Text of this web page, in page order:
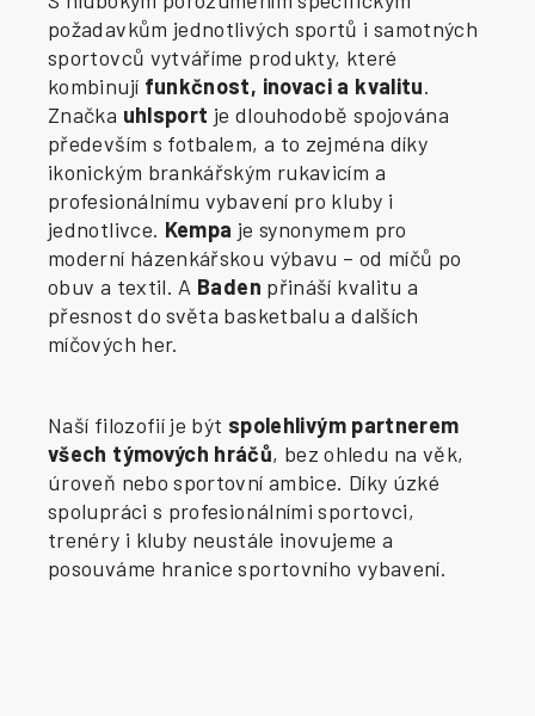
požadavkům jednotlivých sportů i samotných
sportovců vytváříme produkty, které
kombinují funkčnost, inovaci a kvalitu.
Značka uhlsport je dlouhodobě spojována
především s fotbalem, a to zejména díky
ikonickým brankářským rukavicím a
profesionálnímu vybavení pro kluby i
jednotlivce. Kempa je synonymem pro
moderní házenkářskou výbavu – od míčů po
obuv a textil. A Baden přináší kvalitu a
přesnost do světa basketbalu a dalších
míčových her.
Naší filozofií je být spolehlivým partnerem
všech týmových hráčů, bez ohledu na věk,
úroveň nebo sportovní ambice. Díky úzké
spolupráci s profesionálními sportovci,
trenéry i kluby neustále inovujeme a
posouváme hranice sportovního vybavení.